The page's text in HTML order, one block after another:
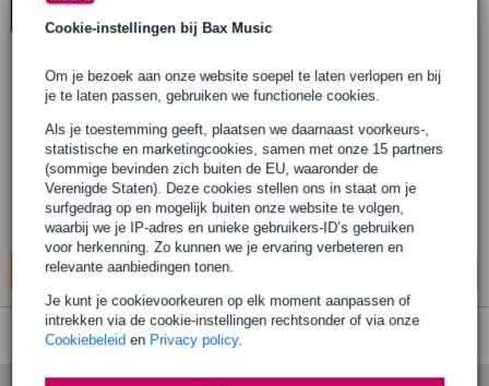
Cookie-instellingen bij Bax Music
Om je bezoek aan onze website soepel te laten verlopen en bij
je te laten passen, gebruiken we functionele cookies.
Als je toestemming geeft, plaatsen we daarnaast voorkeurs-,
statistische en marketingcookies, samen met onze 15 partners
(sommige bevinden zich buiten de EU, waaronder de
Verenigde Staten). Deze cookies stellen ons in staat om je
surfgedrag op en mogelijk buiten onze website te volgen,
waarbij we je IP-adres en unieke gebruikers-ID’s gebruiken
voor herkenning. Zo kunnen we je ervaring verbeteren en
relevante aanbiedingen tonen.
Je kunt je cookievoorkeuren op elk moment aanpassen of
intrekken via de cookie-instellingen rechtsonder of via onze
Cookiebeleid en Privacy policy.
Adam Hall SC02N Steel Hook Clamp with
Screw & Nut Stalen haak klem voor truss
Adviesprijs € 10,20 € 6,85
Op voorraad bij de leverancier
In mijn winkelwagen